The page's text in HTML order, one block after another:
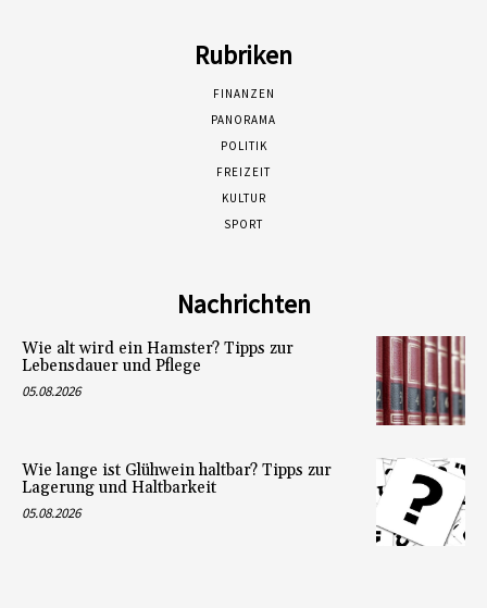
Rubriken
FINANZEN
PANORAMA
POLITIK
FREIZEIT
KULTUR
SPORT
Nachrichten
Wie alt wird ein Hamster? Tipps zur
Lebensdauer und Pflege
05.08.2026
Wie lange ist Glühwein haltbar? Tipps zur
Lagerung und Haltbarkeit
05.08.2026